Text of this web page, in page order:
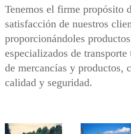
Tenemos el firme propósito
satisfacción de nuestros
proporcionándoles
especializados de
de mercancías y productos,
calidad y seguridad.